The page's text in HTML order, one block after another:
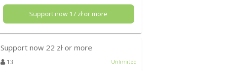
Support now 17 zł or more
Support now 22 zł or more
13 Unlimited